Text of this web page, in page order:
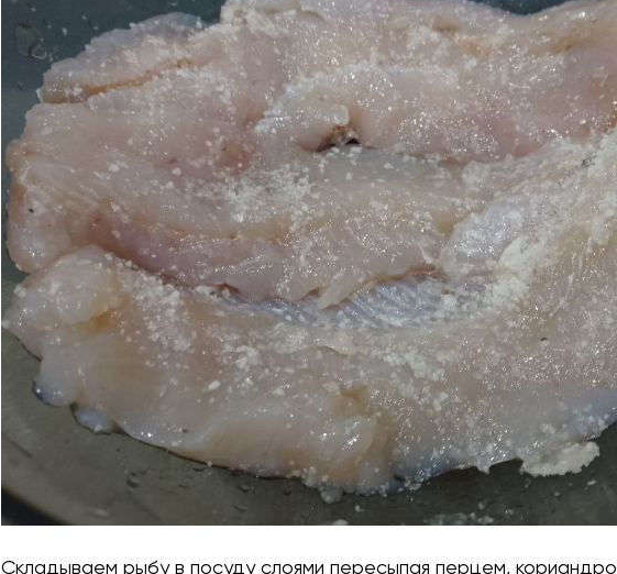
Складываем рыбу в посуду слоями пересыпая перцем,